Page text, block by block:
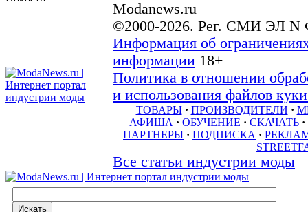
Modanews.ru
©2000-2026. Рег. СМИ ЭЛ N
Информация об
информации 18+
Политика в отношении
и использования файлов
ТОВАРЫ · ПРОИЗВОДИТЕЛИ ·
АФИША · ОБУЧЕНИЕ · СКАЧАТЬ ·
ПАРТНЕРЫ · ПОДПИСКА ·
Все статьи индустрии моды